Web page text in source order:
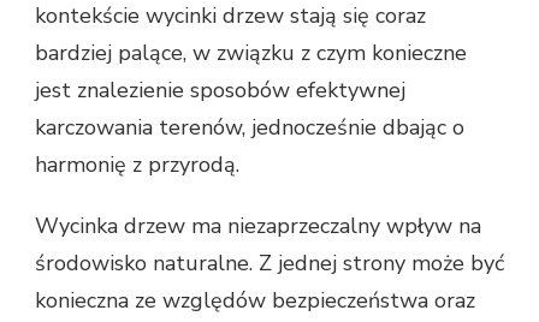
kontekście wycinki drzew stają się coraz
bardziej palące, w związku z czym konieczne
jest znalezienie sposobów efektywnej
karczowania terenów, jednocześnie dbając o
harmonię z przyrodą.
Wycinka drzew ma niezaprzeczalny wpływ na
środowisko naturalne. Z jednej strony może być
konieczna ze względów bezpieczeństwa oraz